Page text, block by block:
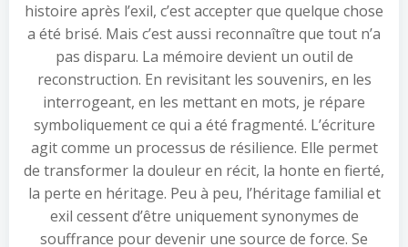
histoire après l’exil, c’est accepter que quelque chose
a été brisé. Mais c’est aussi reconnaître que tout n’a
pas disparu. La mémoire devient un outil de
reconstruction. En revisitant les souvenirs, en les
interrogeant, en les mettant en mots, je répare
symboliquement ce qui a été fragmenté. L’écriture
agit comme un processus de résilience. Elle permet
de transformer la douleur en récit, la honte en fierté,
la perte en héritage. Peu à peu, l’héritage familial et
exil cessent d’être uniquement synonymes de
souffrance pour devenir une source de force. Se